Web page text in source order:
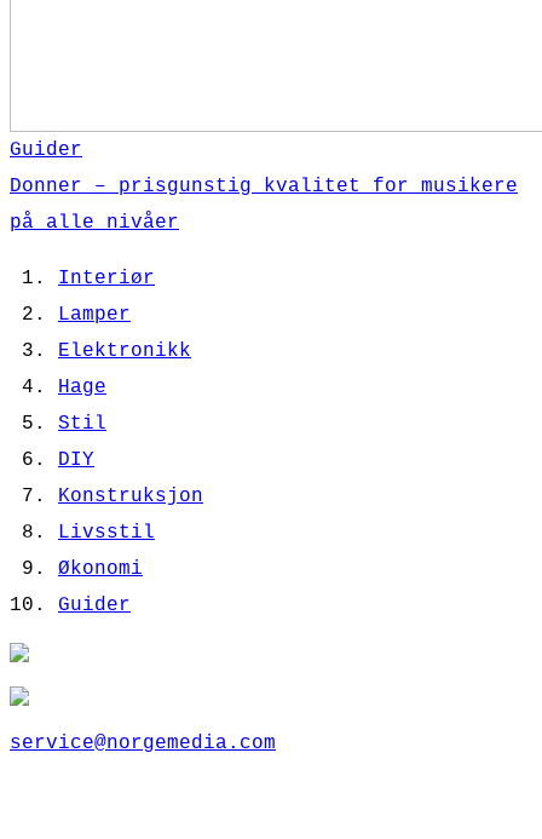
Guider
Donner – prisgunstig kvalitet for musikere
på alle nivåer
Interiør
Lamper
Elektronikk
Hage
Stil
DIY
Konstruksjon
Livsstil
Økonomi
Guider
service@norgemedia.com